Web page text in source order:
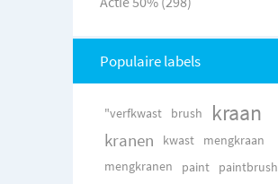
Populaire labels
"verfkwast brush kraan
kranen kwast mengkraan
mengkranen paint
paintbrush